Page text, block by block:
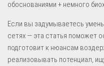
обоснованиями + немного
Если вы задумываетесь
сетях — эта статья поможет
подготовит к нюансам
реализовывать потенциал,